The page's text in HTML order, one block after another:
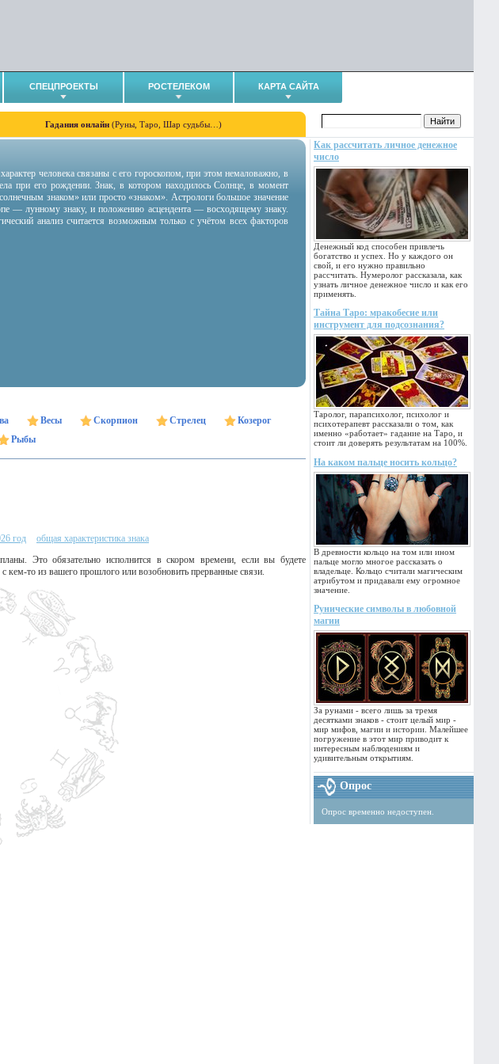
СПЕЦПРОЕКТЫ РОСТЕЛЕКОМ КАРТА САЙТА
Гадания онлайн (Руны, Таро, Шар судьбы…)
Как рассчитать личное денежное
число
Денежный код способен привлечь
богатство и успех. Но у каждого он
свой, и его нужно правильно
рассчитать. Нумеролог рассказала, как
узнать личное денежное число и как его
применять.
Тайна Таро: мракобесие или
инструмент для подсознания?
Таролог, парапсихолог, психолог и
психотерапевт рассказали о том, как
именно «работает» гадание на Таро, и
стоит ли доверять результатам на 100%.
На каком пальце носить кольцо?
В древности кольцо на том или ином
пальце могло многое рассказать о
владельце. Кольцо считали магическим
атрибутом и придавали ему огромное
значение.
Рунические символы в любовной
магии
За рунами - всего лишь за тремя
десятками знаков - стоит целый мир -
мир мифов, магии и истории. Малейшее
погружение в этот мир приводит к
интересным наблюдениям и
удивительным открытиям.
Опрос
Опрос временно недоступен.
человека связаны с его гороскопом, при этом немаловажно, в
при его рождении. Знак, в котором находилось Солнце, в момент
знаком» или просто «знаком». Астрологи большое значение
— лунному знаку, и положению асцендента — восходящему знаку.
анализ считается возможным только с учётом всех факторов
Весы Скорпион Стрелец
Козерог
Рыбы
год
общая характеристика знака
Это обязательно исполнится в скором времени, если вы будете
кем-то из вашего прошлого или возобновить прерванные связи.